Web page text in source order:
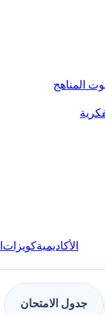
المناهج
الأكاديميةكويزات
جدول الامتحان